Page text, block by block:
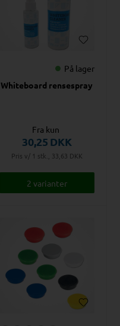
På lager
Whiteboard rensespray
Fra kun
30,25 DKK
Pris v/ 1 stk., 33,63 DKK
2 varianter